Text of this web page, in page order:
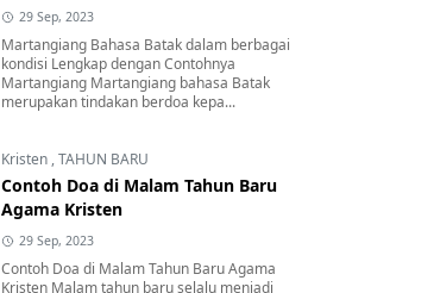
29 Sep, 2023
Martangiang Bahasa Batak dalam berbagai
kondisi Lengkap dengan Contohnya
Martangiang Martangiang bahasa Batak
merupakan tindakan berdoa kepa...
Kristen ,TAHUN BARU
Contoh Doa di Malam Tahun Baru
Agama Kristen
29 Sep, 2023
Contoh Doa di Malam Tahun Baru Agama
Kristen Malam tahun baru selalu menjadi